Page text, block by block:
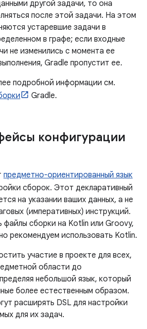
другой задачи, то она
после этой задачи. На этом
устаревшие задачи в
в графе; если входные
не изменились с момента ее
Gradle пропустит ее.
подробной информации см.
Gradle.
конфигурации
предметно-ориентированный язык
сборок. Этот декларативный
на указании ваших данных, а не
(императивных) инструкций.
сборки на Kotlin или Groovy,
рекомендуем использовать Kotlin.
участие в проекте для всех,
области до
небольшой язык, который
более естественным образом.
расширять DSL для настройки
для их задач.